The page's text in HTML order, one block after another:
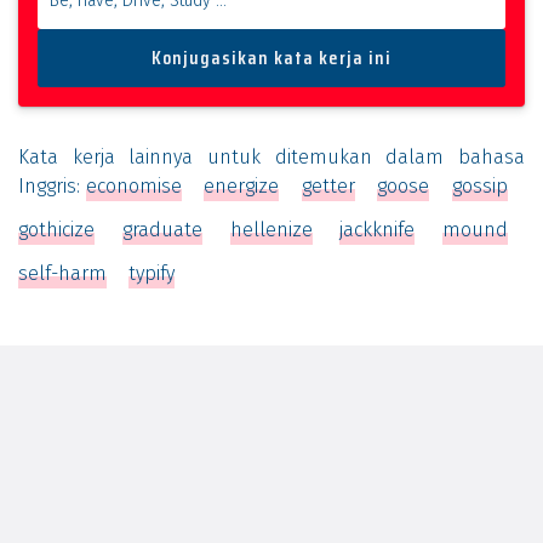
Kata kerja lainnya untuk ditemukan dalam bahasa
Inggris: economise energize getter goose
gossip
gothicize
graduate hellenize jackknife
mound
self-harm
typify